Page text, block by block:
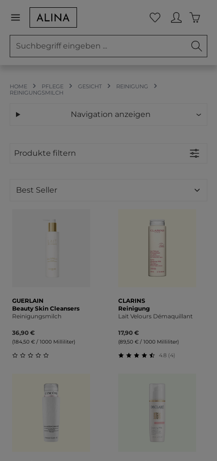
Zum Hauptinhalt springen Du hast 0
HOME PFLEGE GESICHT
REINIGUNG
REINIGUNGSMILCH
Navigation anzeigen
Produkte filtern
GUERLAIN
Beauty Skin Cleansers
Reinigungsmilch
36,90 €
(184,50 € / 1000 Milliliter)
CLARINS
Reinigung
Lait Velours Démaquillant
17,90 €
(89,50 € / 1000 Milliliter)
4.8 (4)